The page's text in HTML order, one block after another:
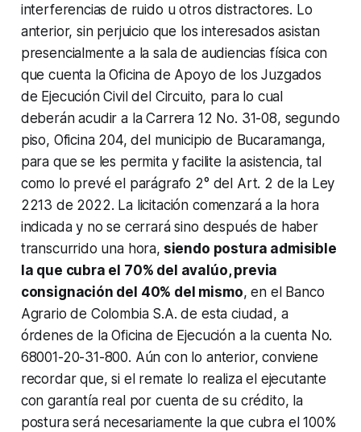
interferencias de ruido u otros distractores. Lo
anterior, sin perjuicio que los interesados asistan
presencialmente a la sala de audiencias física con
que cuenta la Oficina de Apoyo de los Juzgados
de Ejecución Civil del Circuito, para lo cual
deberán acudir a la Carrera 12 No. 31-08, segundo
piso, Oficina 204, del municipio de Bucaramanga,
para que se les permita y facilite la asistencia, tal
como lo prevé el parágrafo 2° del Art. 2 de la Ley
2213 de 2022. La licitación comenzará a la hora
indicada y no se cerrará sino después de haber
transcurrido una hora, siendo postura admisible
la que cubra el 70% del avalúo, previa
consignación del 40% del mismo, en el Banco
Agrario de Colombia S.A. de esta ciudad, a
órdenes de la Oficina de Ejecución a la cuenta No.
68001-20-31-800. Aún con lo anterior, conviene
recordar que, si el remate lo realiza el ejecutante
con garantía real por cuenta de su crédito, la
postura será necesariamente la que cubra el 100%